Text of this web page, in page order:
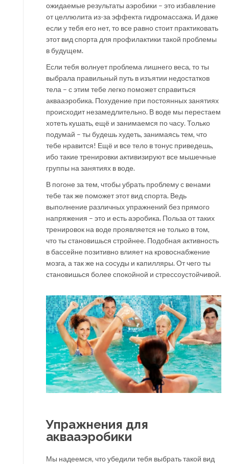
ожидаемые результаты аэробики – это избавление
от целлюлита из-за эффекта гидромассажа. И даже
если у тебя его нет, то все равно стоит практиковать
этот вид спорта для профилактики такой проблемы
в будущем.
Если тебя волнует проблема лишнего веса, то ты
выбрала правильный путь в изъятии недостатков
тела – с этим тебе легко поможет справиться
аквааэробика. Похудение при постоянных занятиях
происходит незамедлительно. В воде мы перестаем
хотеть кушать, ещё и занимаемся по часу. Только
подумай – ты будешь худеть, занимаясь тем, что
тебе нравится! Ещё и все тело в тонус приведешь,
ибо такие тренировки активизируют все мышечные
группы на занятиях в воде.
В погоне за тем, чтобы убрать проблему с венами
тебе так же поможет этот вид спорта. Ведь
выполнение различных упражнений без прямого
напряжения – это и есть аэробика. Польза от таких
тренировок на воде проявляется не только в том,
что ты становишься стройнее. Подобная активность
в бассейне позитивно влияет на кровоснабжение
мозга, а так же на сосуды и капилляры. От чего ты
становишься более спокойной и стрессоустойчивой.
Упражнения для
аквааэробики
Мы надеемся, что убедили тебя выбрать такой вид